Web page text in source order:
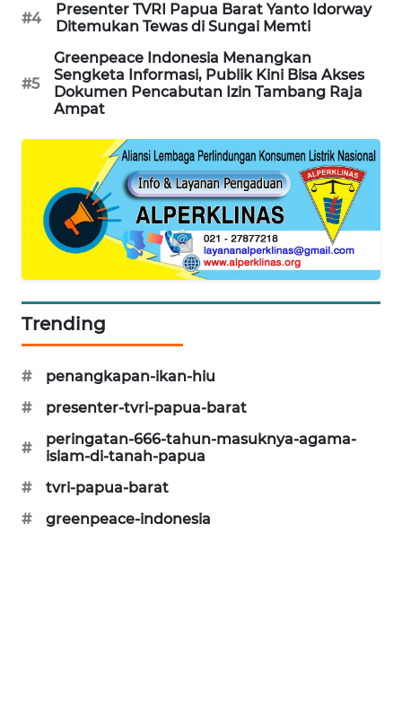
#4
Presenter TVRI Papua Barat Yanto Idorway
Ditemukan Tewas di Sungai Memti
#5
Greenpeace Indonesia Menangkan
Sengketa Informasi, Publik Kini Bisa Akses
Dokumen Pencabutan Izin Tambang Raja
Ampat
Trending
#
penangkapan-ikan-hiu
#
presenter-tvri-papua-barat
#
peringatan-666-tahun-masuknya-agama-
islam-di-tanah-papua
#
tvri-papua-barat
#
greenpeace-indonesia
NEWS
JURNAL
NEWS
GARONGGANG
ID
ENERGI
CILEUNGSI
NEWS
NEWS